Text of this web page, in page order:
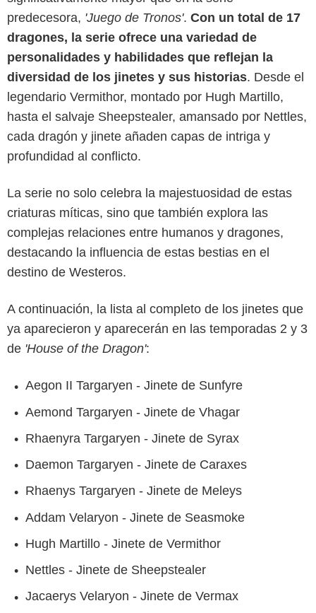
predecesora, 'Juego de Tronos'. Con un total de 17
dragones, la serie ofrece una variedad de
personalidades y habilidades que reflejan la
diversidad de los jinetes y sus historias. Desde el
legendario Vermithor, montado por Hugh Martillo,
hasta el salvaje Sheepstealer, amansado por Nettles,
cada dragón y jinete añaden capas de intriga y
profundidad al conflicto.
La serie no solo celebra la majestuosidad de estas
criaturas míticas, sino que también explora las
complejas relaciones entre humanos y dragones,
destacando la influencia de estas bestias en el
destino de Westeros.
A continuación, la lista al completo de los jinetes que
ya aparecieron y aparecerán en las temporadas 2 y 3
de 'House of the Dragon':
Aegon II Targaryen - Jinete de Sunfyre
Aemond Targaryen - Jinete de Vhagar
Rhaenyra Targaryen - Jinete de Syrax
Daemon Targaryen - Jinete de Caraxes
Rhaenys Targaryen - Jinete de Meleys
Addam Velaryon - Jinete de Seasmoke
Hugh Martillo - Jinete de Vermithor
Nettles - Jinete de Sheepstealer
Jacaerys Velaryon - Jinete de Vermax